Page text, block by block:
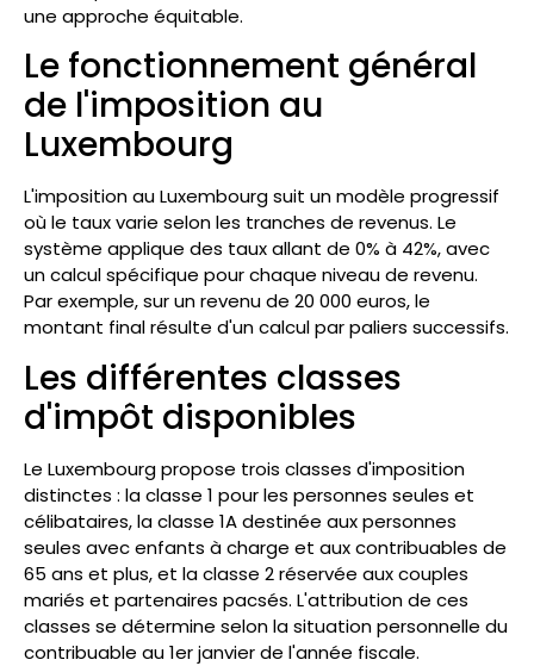
une approche équitable.
Le fonctionnement général
de l'imposition au
Luxembourg
L'imposition au Luxembourg suit un modèle progressif
où le taux varie selon les tranches de revenus. Le
système applique des taux allant de 0% à 42%, avec
un calcul spécifique pour chaque niveau de revenu.
Par exemple, sur un revenu de 20 000 euros, le
montant final résulte d'un calcul par paliers successifs.
Les différentes classes
d'impôt disponibles
Le Luxembourg propose trois classes d'imposition
distinctes : la classe 1 pour les personnes seules et
célibataires, la classe 1A destinée aux personnes
seules avec enfants à charge et aux contribuables de
65 ans et plus, et la classe 2 réservée aux couples
mariés et partenaires pacsés. L'attribution de ces
classes se détermine selon la situation personnelle du
contribuable au 1er janvier de l'année fiscale.